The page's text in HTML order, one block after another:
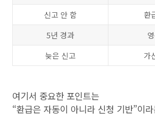
신고 안 함
환
5년 경과
늦은 신고
가
여기서 중요한 포인트는
“환급은 자동이 아니라 신청 기반”이